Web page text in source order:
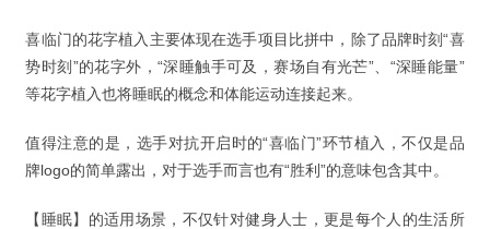
喜临门的花字植入主要体现在选手项目比拼中，除了品牌时刻“喜
势时刻”的花字外，“深睡触手可及，赛场自有光芒”、“深睡能量”
等花字植入也将睡眠的概念和体能运动连接起来。
值得注意的是，选手对抗开启时的“喜临门”环节植入，不仅是品
牌logo的简单露出，对于选手而言也有“胜利”的意味包含其中。
【睡眠】的适用场景，不仅针对健身人士，更是每个人的生活所